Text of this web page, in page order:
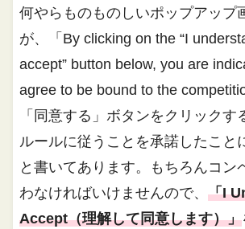
何やらものものしいポップアップ
が、「By clicking on the “I
accept” button below, you are
agree to be bound to the
「同意する」ボタンをクリックす
ルールに従うことを承諾したこと
と書いてあります。もちろんコン
わなければいけませんので、「I
Accept（理解して同意します）」